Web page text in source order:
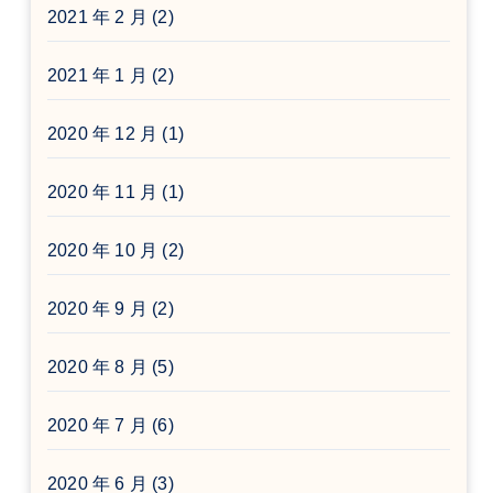
2021 年 2 月 (2)
2021 年 1 月 (2)
2020 年 12 月 (1)
2020 年 11 月 (1)
2020 年 10 月 (2)
2020 年 9 月 (2)
2020 年 8 月 (5)
2020 年 7 月 (6)
2020 年 6 月 (3)